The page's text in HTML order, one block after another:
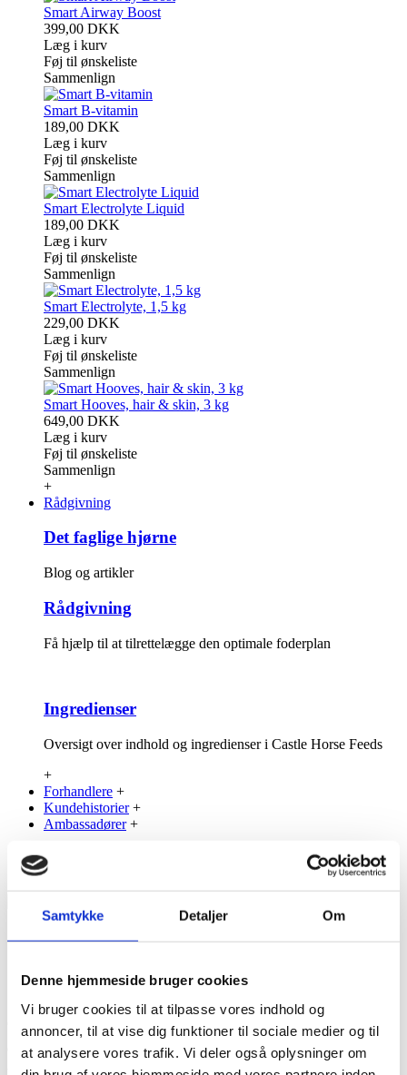
Samtykke Detaljer Om
Denne hjemmeside bruger cookies
Vi bruger cookies til at tilpasse vores indhold og
annoncer, til at vise dig funktioner til sociale medier og til
at analysere vores trafik. Vi deler også oplysninger om
Smart Airway Boost
399,00 DKK
Læg i kurv
Føj til ønskeliste
Sammenlign
Smart B-vitamin
189,00 DKK
Læg i kurv
Føj til ønskeliste
Sammenlign
Smart Electrolyte Liquid
189,00 DKK
Læg i kurv
Føj til ønskeliste
Sammenlign
Smart Electrolyte, 1,5 kg
229,00 DKK
Læg i kurv
Føj til ønskeliste
Sammenlign
Smart Hooves, hair & skin, 3 kg
649,00 DKK
Læg i kurv
Føj til ønskeliste
Sammenlign
+
Rådgivning
Det faglige hjørne
Blog og artikler
Rådgivning
Få hjælp til at tilrettelægge den optimale foderplan
Ingredienser
Oversigt over indhold og ingredienser i Castle Horse Feeds
+
Forhandlere +
Kundehistorier +
Ambassadører +
MK Smart LinPro, 15 kg
Stort billede
Anmeldelse (0)
Om det er hesten, der skal sætte muskler, er i hård træning, er lakterende
eller i vækst, så er dens behov for protein højere end normalt - her kommer